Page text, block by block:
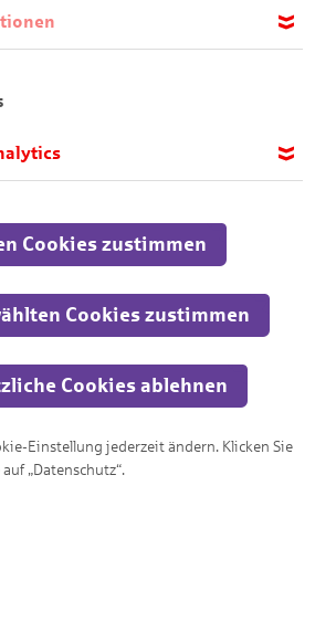
die Bildpaare!
können. Aus diesem Grund nutzen wir
Werkzeug erfasst die Seitenaufrufe zu
Cookies zustimmen
Cookies zustimmen
Cookies ablehnen
Einstellung jederzeit ändern. Klicken Sie
„Datenschutz“.